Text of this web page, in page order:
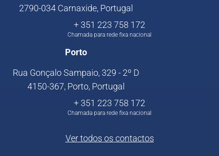
2790-034 Carnaxide, Portugal
+ 351 223 758 172
Chamada para rede fixa nacional
Porto
Rua Gonçalo Sampaio, 329 - 2º D
4150-367, Porto, Portugal
+ 351 223 758 172
Chamada para rede fixa nacional
Ver todos os contactos